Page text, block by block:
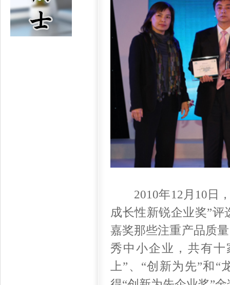
2010年12月10日，
成长性新锐企业奖”
嘉奖那些注重产品质
秀中小企业，共有
上”、“创新为先”和“